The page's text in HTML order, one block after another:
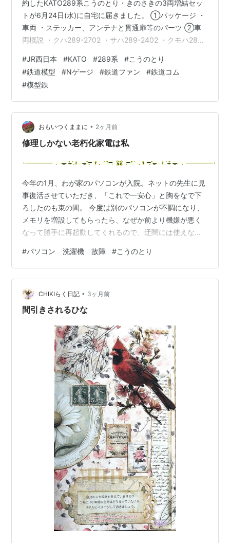
約したKATO289系こうのとり・きのさきの3両増結セッ
トが6月24日(水)に自宅に届きました。 ①パッケージ ・
車両 ・ステッカー、アンテナと貫通扉等のパーツ ②車
両概説 ・クハ289-2702 ・サハ289-2402 ・クモハ289-
ーターを予約しているので、これが届き次第サハ289に
組み込みます。その後は実際に走らせてようと考えてい
ます。 なおジオラマ上では「私鉄線の特急列車」として
走らせようと考えています。 今回は以上となります。な
お、明日26日(金)から28日(日)は諸事情の…
#JR西日本 #KATO #289系 #こうのとり
#鉄道模型 #Nゲージ #鉄道ファン #鉄道コム
#模型鉄
おもいつくままに • 2ヶ月前
修理しかない老朽化家電は私
今年の1月、わが家のパソコンが入院。ネットの先生に見
事復活させていただき、「これで一安心」と胸をなで下
ろしたのも束の間。 今度は別のパソコンが不調になり、
メモリを増設してもらったら、なぜか前より機嫌が悪く
なって勝手に再起動してくれるので、迂闊には使えな
のが原因かどうかは不明だが、その後二度とお目覚めに
ならず、静かに廃棄処分となった。 私にとってパソコン
は生活必需品。そこで4月、思い切って新品を購入。やっ
と設定が終わり、「これで平和な日々が戻るぞ」と思っ
た瞬間、まさかの初期不良。 ……うそでしょ。（泣） こ
#パソコン 洗濯機 故障 #こうのとり
CHIKIらく日記 • 3ヶ月前
間引きされるひな